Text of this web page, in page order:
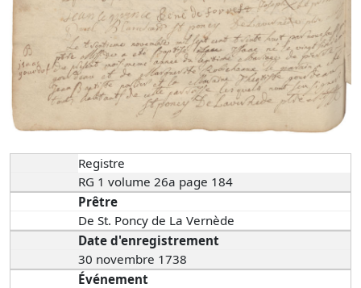
Registre
RG 1 volume 26a page 184
Prêtre
De St. Poncy de La Vernède
Date d'enregistrement
30 novembre 1738
Événement